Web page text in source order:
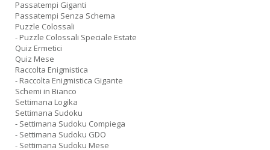
Passatempi Giganti
Passatempi Senza Schema
Puzzle Colossali
- Puzzle Colossali Speciale Estate
Quiz Ermetici
Quiz Mese
Raccolta Enigmistica
- Raccolta Enigmistica Gigante
Schemi in Bianco
Settimana Logika
Settimana Sudoku
- Settimana Sudoku Compiega
- Settimana Sudoku GDO
- Settimana Sudoku Mese